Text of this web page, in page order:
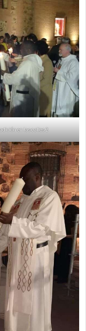
en las calles 2